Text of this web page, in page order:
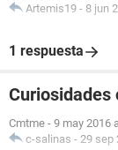
Artemis19 - 8 jun
1 respuesta
Curiosidades
Cmtme - 9 may 2016
c-salinas - 29 sep